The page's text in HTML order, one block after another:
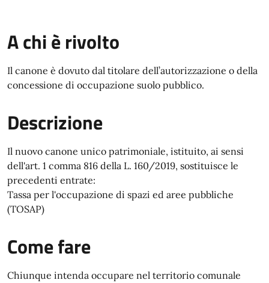
A chi è rivolto
Il canone è dovuto dal titolare dell’autorizzazione o della
concessione di occupazione suolo pubblico.
Descrizione
Il nuovo canone unico patrimoniale, istituito, ai sensi
dell'art. 1 comma 816 della L. 160/2019, sostituisce le
precedenti entrate:
Tassa per l'occupazione di spazi ed aree pubbliche
(TOSAP)
Come fare
Chiunque intenda occupare nel territorio comunale